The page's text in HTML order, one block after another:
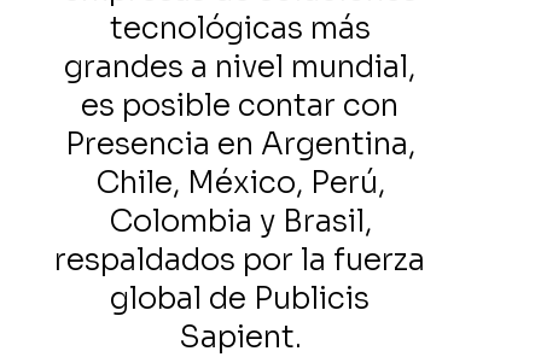
tecnológicas más
grandes a nivel mundial,
es posible contar con
Presencia en Argentina,
Chile, México, Perú,
Colombia y Brasil,
respaldados por la fuerza
global de Publicis
Sapient.